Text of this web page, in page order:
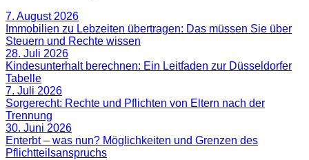
7. August 2026
Immobilien zu Lebzeiten übertragen: Das müssen Sie über
Steuern und Rechte wissen
28. Juli 2026
Kindesunterhalt berechnen: Ein Leitfaden zur Düsseldorfer
Tabelle
7. Juli 2026
Sorgerecht: Rechte und Pflichten von Eltern nach der
Trennung
30. Juni 2026
Enterbt – was nun? Möglichkeiten und Grenzen des
Pflichtteilsanspruchs